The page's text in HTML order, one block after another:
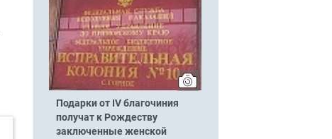
Подарки от IV благочиния
получат к Рождеству
заключенные женской